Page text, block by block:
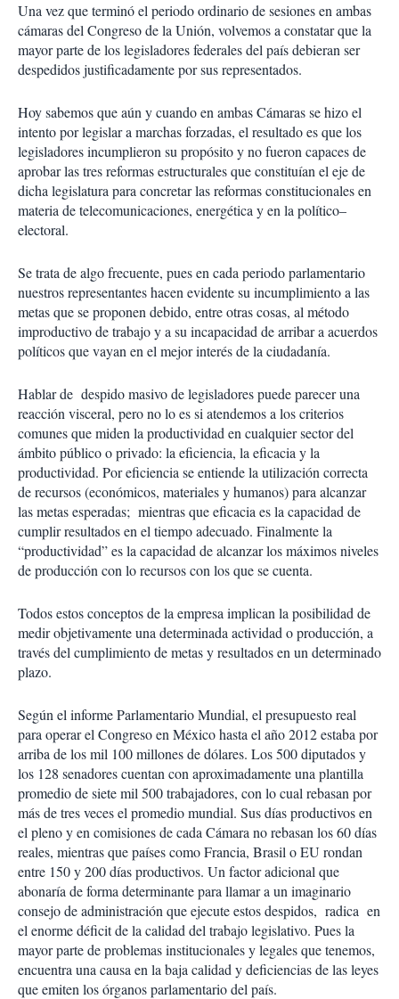
m
p
a
r
r
Una vez que terminó el periodo ordinario de sesiones en ambas
cámaras del Congreso de la Unión, volvemos a constatar que la
mayor parte de los legisladores federales del país debieran ser
despedidos justificadamente por sus representados.
Hoy sabemos que aún y cuando en ambas Cámaras se hizo el
intento por legislar a marchas forzadas, el resultado es que los
legisladores incumplieron su propósito y no fueron capaces de
aprobar las tres reformas estructurales que constituían el eje de
dicha legislatura para concretar las reformas constitucionales en
materia de telecomunicaciones, energética y en la político–
electoral.
Se trata de algo frecuente, pues en cada periodo parlamentario
nuestros representantes hacen evidente su incumplimiento a las
metas que se proponen debido, entre otras cosas, al método
improductivo de trabajo y a su incapacidad de arribar a acuerdos
políticos que vayan en el mejor interés de la ciudadanía.
Hablar de despido masivo de legisladores puede parecer una
reacción visceral, pero no lo es si atendemos a los criterios
comunes que miden la productividad en cualquier sector del
ámbito público o privado: la eficiencia, la eficacia y la
productividad. Por eficiencia se entiende la utilización correcta
de recursos (económicos, materiales y humanos) para alcanzar
las metas esperadas; mientras que eficacia es la capacidad de
cumplir resultados en el tiempo adecuado. Finalmente la
“productividad” es la capacidad de alcanzar los máximos niveles
de producción con lo recursos con los que se cuenta.
Todos estos conceptos de la empresa implican la posibilidad de
medir objetivamente una determinada actividad o producción, a
través del cumplimiento de metas y resultados en un determinado
plazo.
Según el informe Parlamentario Mundial, el presupuesto real
para operar el Congreso en México hasta el año 2012 estaba por
arriba de los mil 100 millones de dólares. Los 500 diputados y
los 128 senadores cuentan con aproximadamente una plantilla
promedio de siete mil 500 trabajadores, con lo cual rebasan por
más de tres veces el promedio mundial. Sus días productivos en
el pleno y en comisiones de cada Cámara no rebasan los 60 días
reales, mientras que países como Francia, Brasil o EU rondan
entre 150 y 200 días productivos. Un factor adicional que
abonaría de forma determinante para llamar a un imaginario
consejo de administración que ejecute estos despidos, radica en
el enorme déficit de la calidad del trabajo legislativo. Pues la
mayor parte de problemas institucionales y legales que tenemos,
encuentra una causa en la baja calidad y deficiencias de las leyes
que emiten los órganos parlamentario del país.